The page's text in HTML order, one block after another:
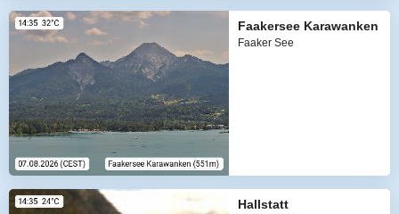
Faakersee Karawanken
Faaker See
Hallstatt